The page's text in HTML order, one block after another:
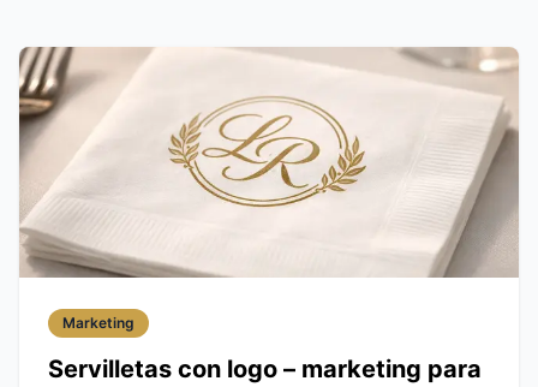
Marketing
Servilletas con logo – marketing para